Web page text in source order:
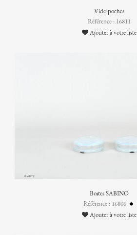
Vide-poches
Référence : 16811
Ajouter à votre liste
Boîtes SABINO
Référence : 16806
Ajouter à votre liste